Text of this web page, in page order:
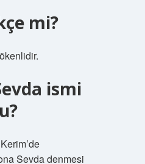
mi?
ismi
Sevda denmesi